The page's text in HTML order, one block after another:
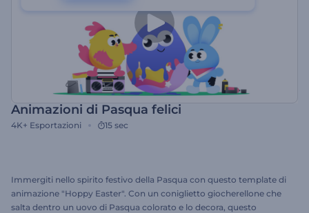
Animazioni di Pasqua felici
4K+ Esportazioni 15 sec
Immergiti nello spirito festivo della Pasqua con questo template di
animazione "Hoppy Easter". Con un coniglietto giocherellone che
salta dentro un uovo di Pasqua colorato e lo decora, questo